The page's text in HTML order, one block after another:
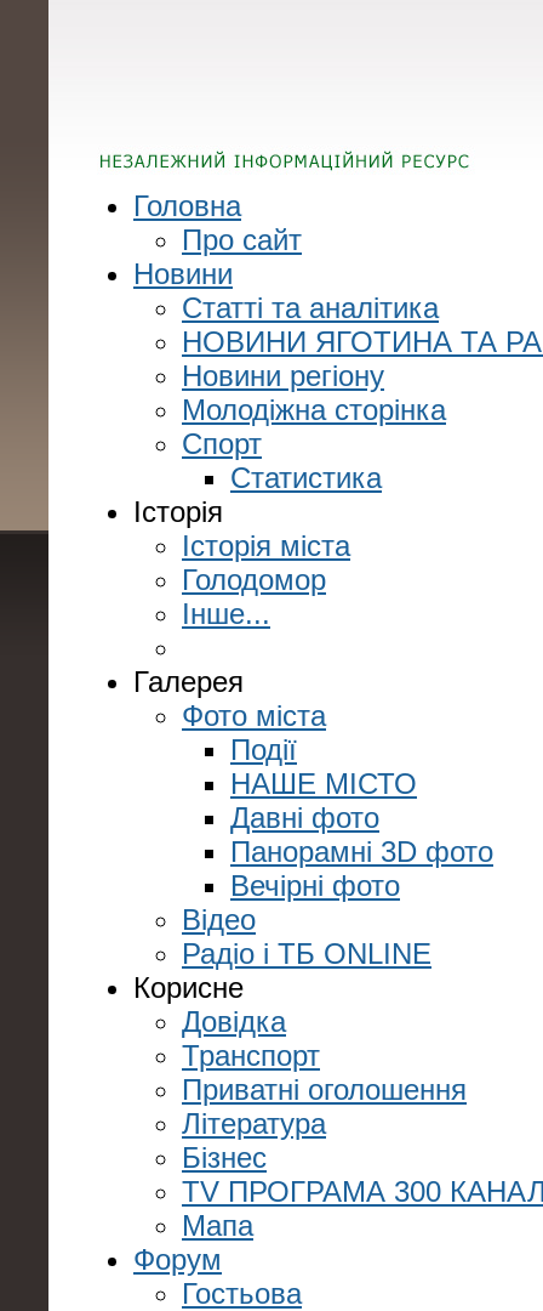
Головна
Про сайт
Новини
Статті та аналітика
НОВИНИ ЯГОТИНА ТА
Новини регіону
Молодіжна сторінка
Спорт
Статистика
Історія
Історія міста
Голодомор
Інше...
Галерея
Фото міста
Події
НАШЕ МІСТО
Давні фото
Панорамні 3D фото
Вечірні фото
Відео
Радіо і ТБ ONLINE
Корисне
Довідка
Транспорт
Приватні оголошення
Література
Бізнес
TV ПРОГРАМА 300
Мапа
Форум
Гостьова